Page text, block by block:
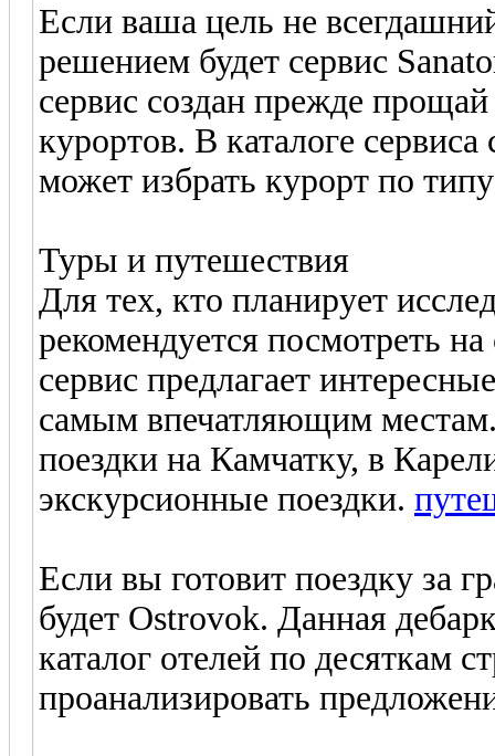
Если ваша цель не
решением будет сервис
сервис создан прежде
курортов. В каталоге
может избрать курорт по
Туры и путешествия
Для тех, кто планирует
рекомендуется посмотреть
сервис предлагает
самым впечатляющим
поездки на Камчатку, в
экскурсионные поездки.
Если вы готовит поездку за
будет Ostrovok. Данная
каталог отелей по десяткам
проанализировать